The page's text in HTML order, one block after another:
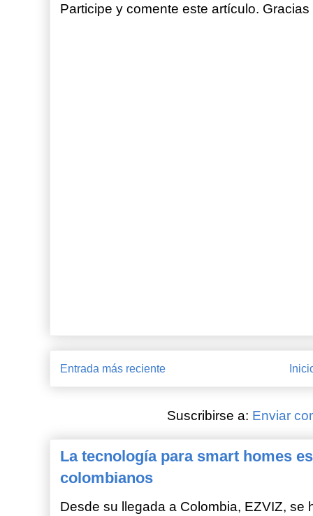
Participe y comente este artículo. Gracias
Entrada más reciente
Suscribirse a: Enviar
La tecnología para smart homes
colombianos
Desde su llegada a Colombia, EZVIZ, se